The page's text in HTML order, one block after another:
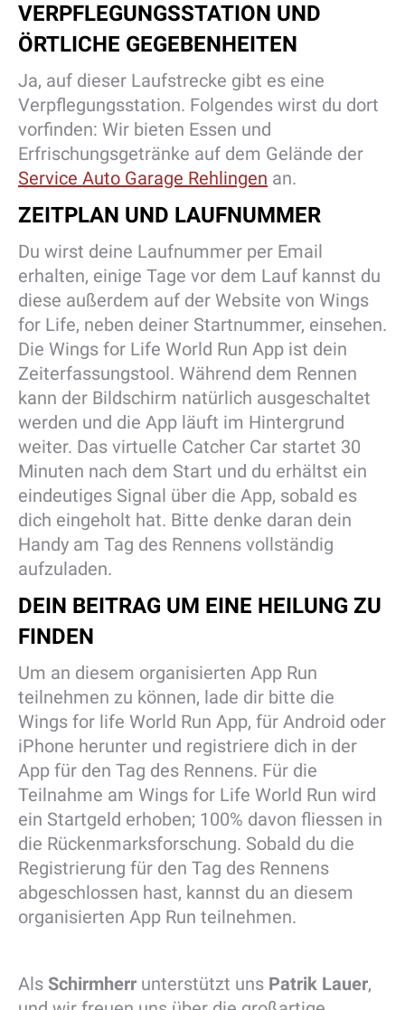
VERPFLEGUNGSSTATION UND
ÖRTLICHE GEGEBENHEITEN
Ja, auf dieser Laufstrecke gibt es eine
Verpflegungsstation. Folgendes wirst du dort
vorfinden: Wir bieten Essen und
Erfrischungsgetränke auf dem Gelände der
Service Auto Garage Rehlingen an.
ZEITPLAN UND LAUFNUMMER
Du wirst deine Laufnummer per Email
erhalten, einige Tage vor dem Lauf kannst du
diese außerdem auf der Website von Wings
for Life, neben deiner Startnummer, einsehen.
Die Wings for Life World Run App ist dein
Zeiterfassungstool. Während dem Rennen
kann der Bildschirm natürlich ausgeschaltet
werden und die App läuft im Hintergrund
weiter. Das virtuelle Catcher Car startet 30
Minuten nach dem Start und du erhältst ein
eindeutiges Signal über die App, sobald es
dich eingeholt hat. Bitte denke daran dein
Handy am Tag des Rennens vollständig
aufzuladen.
DEIN BEITRAG UM EINE HEILUNG ZU
FINDEN
Um an diesem organisierten App Run
teilnehmen zu können, lade dir bitte die
Wings for life World Run App, für Android oder
iPhone herunter und registriere dich in der
App für den Tag des Rennens. Für die
Teilnahme am Wings for Life World Run wird
ein Startgeld erhoben; 100% davon fliessen in
die Rückenmarksforschung. Sobald du die
Registrierung für den Tag des Rennens
abgeschlossen hast, kannst du an diesem
organisierten App Run teilnehmen.
Als Schirmherr unterstützt uns Patrik Lauer,